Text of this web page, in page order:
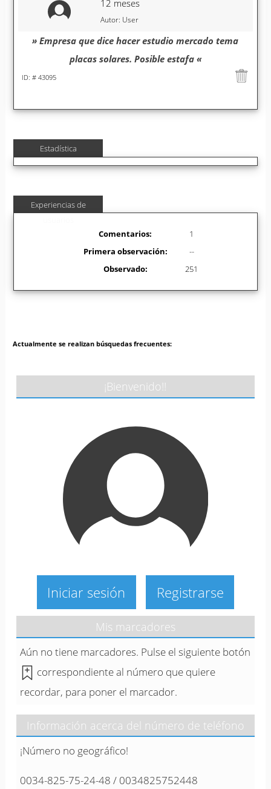
Autor: User
12 meses
ID: # 43095
» Empresa que dice hacer estudio mercado tema
placas solares. Posible estafa «
Estadística
Experiencias de
Comentarios:
1
Primera observación:
--
Observado:
251
Actualmente se realizan búsquedas frecuentes:
¡Bienvenido!!
Iniciar sesión Registrarse
Mis marcadores
Aún no tiene marcadores. Pulse el siguiente botón
correspondiente al número que quiere
recordar, para poner el marcador.
Información acerca del número de teléfono
¡Número no geográfico!
0034-825-75-24-48 / 0034825752448